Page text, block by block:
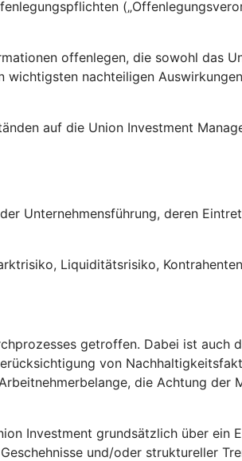
offenlegen, die sowohl das
nachteiligen
auf die Union Investment
Unternehmensführung, deren
Liquiditätsrisiko,
getroffen. Dabei ist auch
von
die Achtung der
Investment grundsätzlich über ein
und/oder struktureller